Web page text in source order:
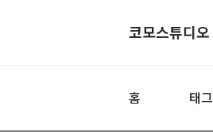
코모스튜디오
홈 태그